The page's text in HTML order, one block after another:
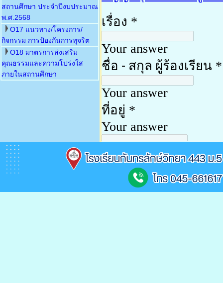
สถานศึกษา ประจำปีงบประมาณ
พ.ศ.2568
O17 แนวทาง/โครงการ/
กิจกรรม การป้องกันการทุจริต
O18 มาตรการส่งเสริม
คุณธรรมและความโปร่งใส
ภายในสถานศึกษา